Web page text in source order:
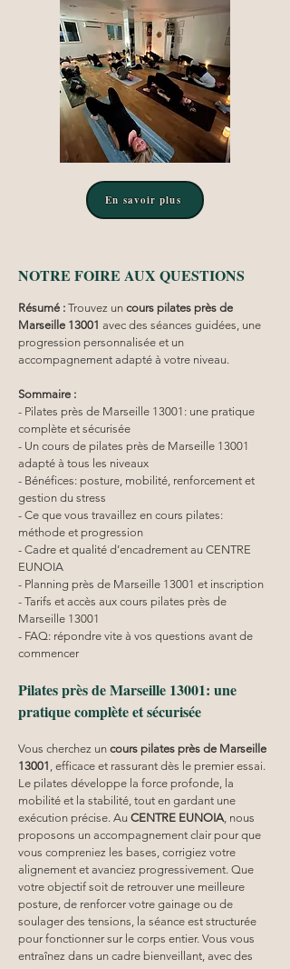
En savoir plus
NOTRE FOIRE AUX QUESTIONS
Résumé : Trouvez un cours pilates près de
Marseille 13001 avec des séances guidées, une
progression personnalisée et un
accompagnement adapté à votre niveau.
Sommaire :
- Pilates près de Marseille 13001: une pratique
complète et sécurisée
- Un cours de pilates près de Marseille 13001
adapté à tous les niveaux
- Bénéfices: posture, mobilité, renforcement et
gestion du stress
- Ce que vous travaillez en cours pilates:
méthode et progression
- Cadre et qualité d’encadrement au CENTRE
EUNOIA
- Planning près de Marseille 13001 et inscription
- Tarifs et accès aux cours pilates près de
Marseille 13001
- FAQ: répondre vite à vos questions avant de
commencer
Pilates près de Marseille 13001: une
pratique complète et sécurisée
Vous cherchez un cours pilates près de Marseille
13001 , efficace et rassurant dès le premier essai.
Le pilates développe la force profonde, la
mobilité et la stabilité, tout en gardant une
exécution précise. Au CENTRE EUNOIA , nous
proposons un accompagnement clair pour que
vous compreniez les bases, corrigiez votre
alignement et avanciez progressivement. Que
votre objectif soit de retrouver une meilleure
posture, de renforcer votre gainage ou de
soulager des tensions, la séance est structurée
pour fonctionner sur le corps entier. Vous vous
entraînez dans un cadre bienveillant, avec des